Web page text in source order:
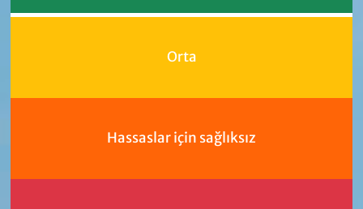
Orta
Hassaslar için sağlıksız